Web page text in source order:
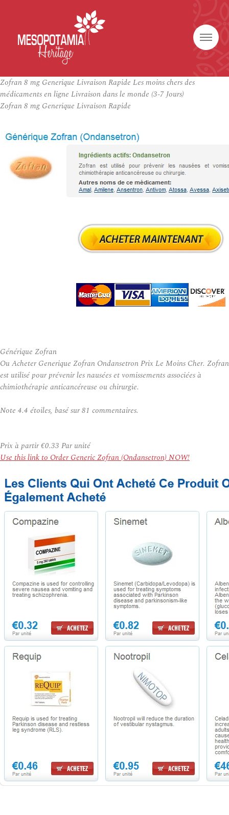
Zofran 8 mg Generique Livraison Rapide Les moins chers des
médicaments en ligne Livraison dans le monde (3-7 Jours)
Zofran 8 mg Generique Livraison Rapide
Générique Zofran
Ou Acheter Generique Zofran Ondansetron Prix Le Moins Cher. Zofran
est utilisé pour prévenir les nausées et vomissements associées à
chimiothérapie anticancéreuse ou chirurgie.
Note 4.4 étoiles, basé sur81 commentaires.
Prix à partir€0.33 Par unité
Use this link to Order Generic Zofran (Ondansetron) NOW!